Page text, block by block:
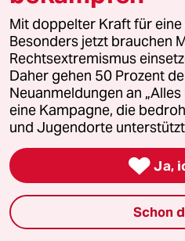
Uwe Warnke über Publizieren
„Von Hand zu Hand“
Für die Gegenöffentlichkeit in
„Entwerter/Oder“ von Uwe
Interview von Tilman
Mit doppelter Kraft für
Besonders jetzt brauchen
Rechtsextremismus
Daher gehen 50 Prozent
Neuanmeldungen an
eine Kampagne, die
und Jugendorte
 Ja,
Schon